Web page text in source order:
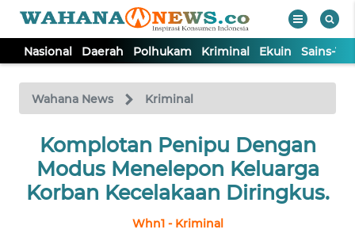
Nasional Daerah Polhukam Kriminal Ekuin Sains-
Wahana News Kriminal
Komplotan Penipu Dengan
Modus Menelepon Keluarga
Korban Kecelakaan Diringkus.
Whn1 - Kriminal
TV
Tutup
NASIONAL
DAERAH